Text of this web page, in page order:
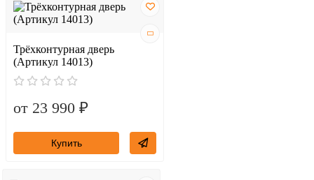
Трёхконтурная дверь
(Артикул 14013)
от 23 990 ₽
Купить